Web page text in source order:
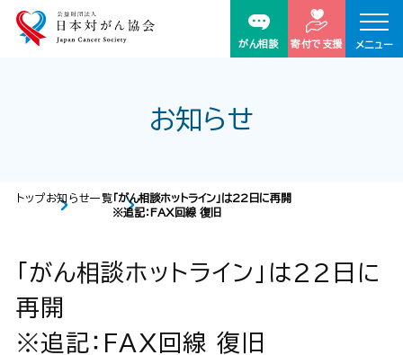
がん相談 寄付で支援 メニュー
お知らせ
トップお知らせ一覧 「がん相談ホットライン」は22日に再開
※追記：FAX回線 復旧
「がん相談ホットライン」は22日に
再開
※追記：FAX回線 復旧